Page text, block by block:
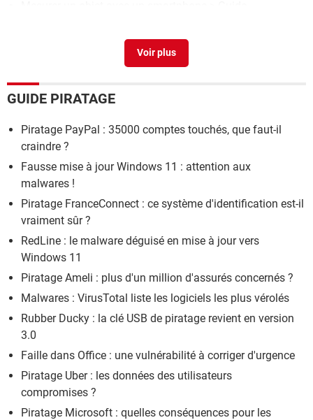
Télécharger clavier arabe samsung
Bureautique
GUIDE PIRATAGE
Piratage PayPal : 35000 comptes touchés, que faut-il
craindre ?
Fausse mise à jour Windows 11 : attention aux
malwares !
Piratage FranceConnect : ce système d'identification est-il
vraiment sûr ?
RedLine : le malware déguisé en mise à jour vers
Windows 11
Piratage Ameli : plus d'un million d'assurés concernés ?
Malwares : VirusTotal liste les logiciels les plus vérolés
Rubber Ducky : la clé USB de piratage revient en version
3.0
Faille dans Office : une vulnérabilité à corriger d'urgence
Piratage Uber : les données des utilisateurs
compromises ?
Piratage Microsoft : quelles conséquences pour les